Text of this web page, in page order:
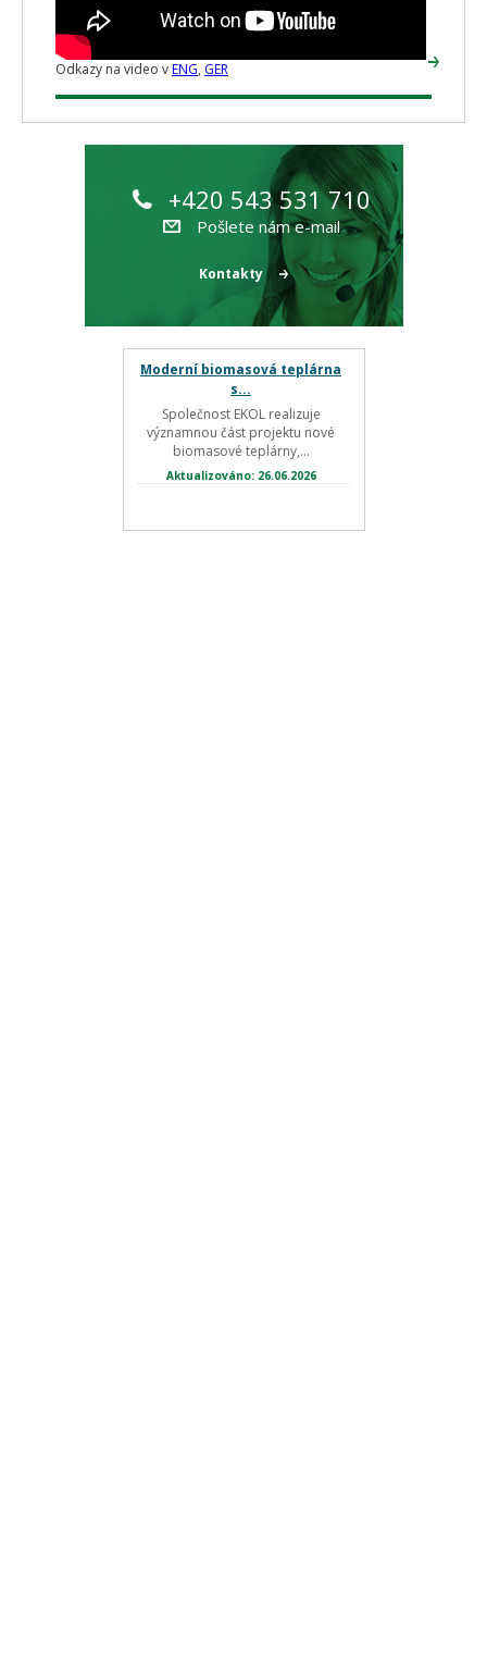
Odkazy na video vENG, GER
+420 543 531 710
Pošlete nám e-mail
Kontakty
Moderní biomasová teplárna
s...
Společnost EKOL realizuje
významnou část projektu nové
biomasové teplárny,...
Aktualizováno: 26.06.2026